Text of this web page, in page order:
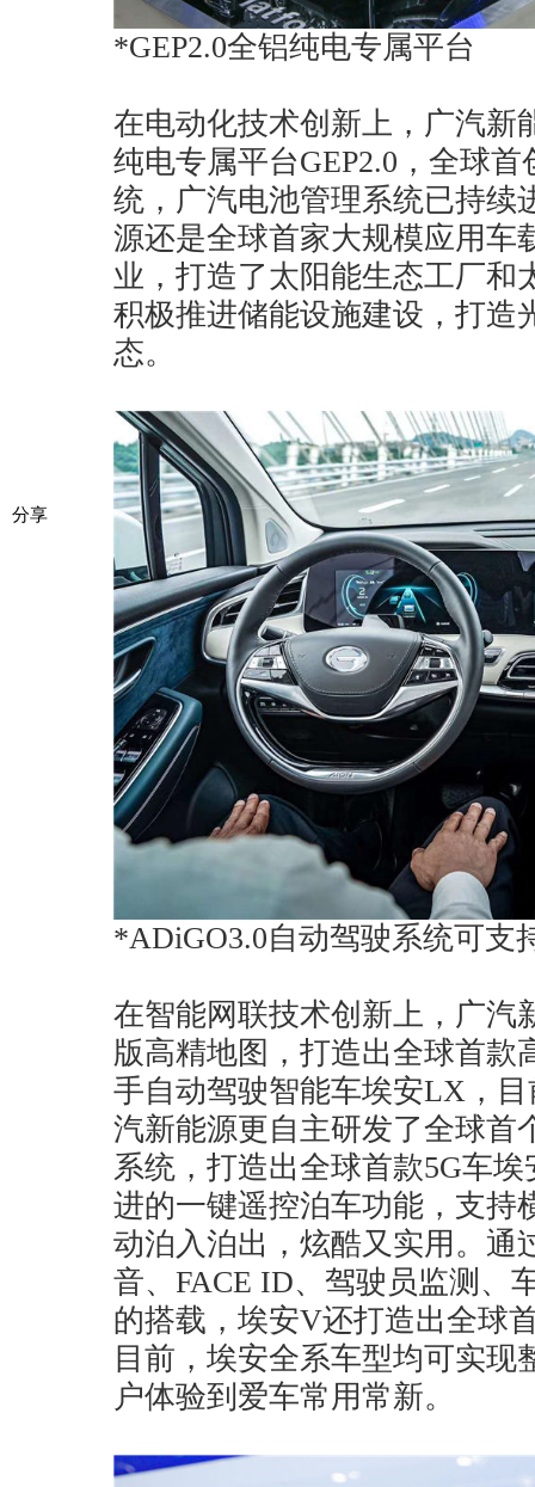
分享
*GEP2.0全铝纯电专属平台
在电动化技术创新上，广汽新
纯电专属平台GEP2.0，全球
统，广汽电池管理系统已持续
源还是全球首家大规模应用车
业，打造了太阳能生态工厂和
积极推进储能设施建设，打造
态。
*ADiGO3.0自动驾驶系统可支
在智能网联技术创新上，广汽
版高精地图，打造出全球首款
手自动驾驶智能车埃安LX，
汽新能源更自主研发了全球首
系统，打造出全球首款5G车
进的一键遥控泊车功能，支持
动泊入泊出，炫酷又实用。通
音、FACE ID、驾驶员监测、
的搭载，埃安V还打造出全球
目前，埃安全系车型均可实现
户体验到爱车常用常新。